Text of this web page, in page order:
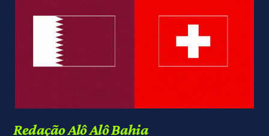
Redação Alô Alô Bahia